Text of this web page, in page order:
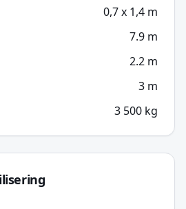
0,7 x 1,4 m
7.9 m
2.2 m
3 m
3 500 kg